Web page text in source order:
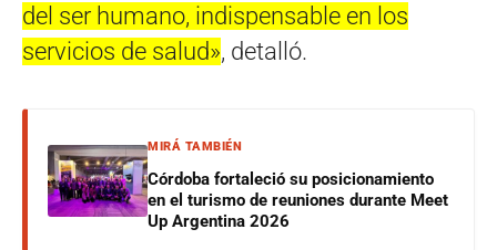
del ser humano, indispensable en los
servicios de salud», detalló.
MIRÁ TAMBIÉN
Córdoba fortaleció su posicionamiento
en el turismo de reuniones durante Meet
Up Argentina 2026